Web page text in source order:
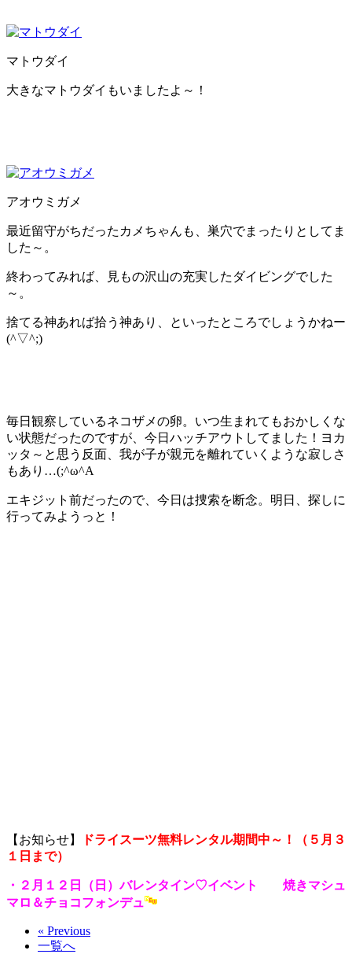
マトウダイ
大きなマトウダイもいましたよ～！
アオウミガメ
最近留守がちだったカメちゃんも、巣穴でまったりとしてま
した～。
終わってみれば、見もの沢山の充実したダイビングでした
～。
捨てる神あれば拾う神あり、といったところでしょうかねー
(^▽^;)
毎日観察しているネコザメの卵。いつ生まれてもおかしくな
い状態だったのですが、今日ハッチアウトしてました！ヨカ
ッタ～と思う反面、我が子が親元を離れていくような寂しさ
もあり…(;^ω^A
エキジット前だったので、今日は捜索を断念。明日、探しに
行ってみようっと！
【お知らせ】
ドライスーツ無料レンタル期間中～！（５月３
１日まで）
・２月１２日（日）バレンタイン♡イベント 焼きマシュ
マロ＆チョコフォンデュ
« Previous
一覧へ